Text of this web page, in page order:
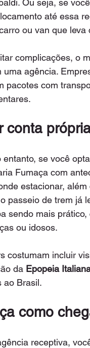
Ou seja, se
até essa
ou van que leva
complicações, o
agência.
pacotes com
conta
entanto, se você
Fumaça com
estacionar,
passeio de trem já
sendo mais
ou idosos.
costumam incluir
da Epopeia
ao Brasil.
como
receptiva,